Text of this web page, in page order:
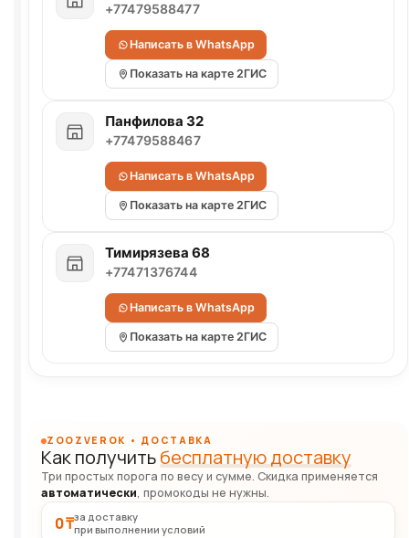
+77479588477
Написать в WhatsApp
Показать на карте 2ГИС
Панфилова 32
+77479588467
Написать в WhatsApp
Показать на карте 2ГИС
Тимирязева 68
+77471376744
Написать в WhatsApp
Показать на карте 2ГИС
ZOOZVEROK • ДОСТАВКА
Как получитьбесплатную доставку
Три простых порога по весу и сумме. Скидка применяется
автоматически, промокоды не нужны.
0 ₸за доставку
при выполнении условий